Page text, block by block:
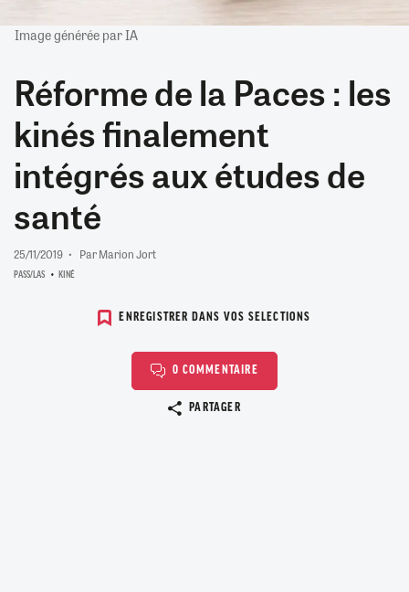
Image générée par IA
Réforme de la Paces : les
kinés finalement
intégrés aux études de
santé
25/11/2019 Par Marion Jort
PASS/LAS KINÉ
ENREGISTRER DANS VOS SELECTIONS
0 COMMENTAIRE
PARTAGER